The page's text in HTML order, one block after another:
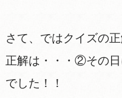
さて、ではクイズの
正解は・・・②その
でした！！